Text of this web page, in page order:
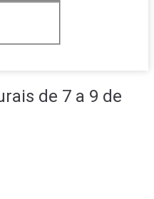
de 7 a 9 de